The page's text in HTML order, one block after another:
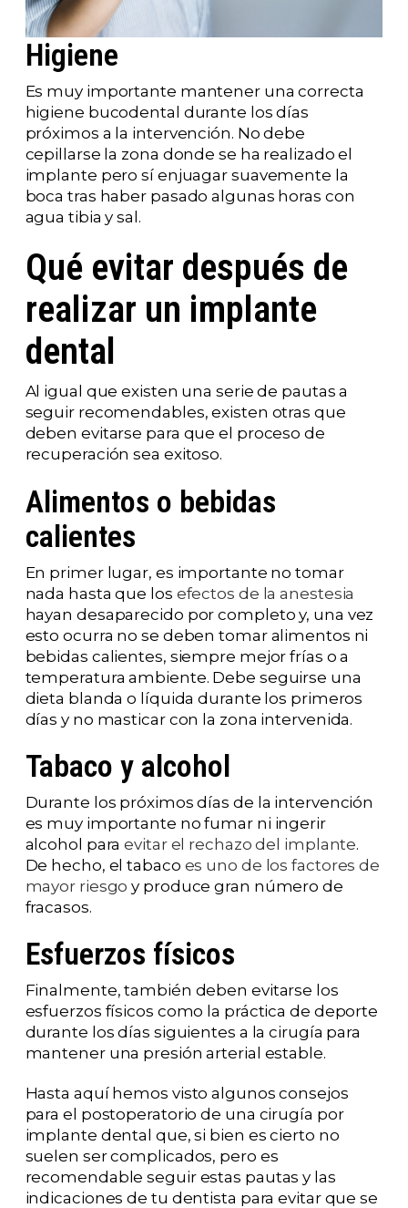
Higiene
Es muy importante mantener una correcta
higiene bucodental durante los días
próximos a la intervención. No debe
cepillarse la zona donde se ha realizado el
implante pero sí enjuagar suavemente la
boca tras haber pasado algunas horas con
agua tibia y sal.
Qué evitar después de
realizar un implante
dental
Al igual que existen una serie de pautas a
seguir recomendables, existen otras que
deben evitarse para que el proceso de
recuperación sea exitoso.
Alimentos o bebidas
calientes
En primer lugar, es importante no tomar
nada hasta que los efectos de la anestesia
hayan desaparecido por completo y, una vez
esto ocurra no se deben tomar alimentos ni
bebidas calientes, siempre mejor frías o a
temperatura ambiente. Debe seguirse una
dieta blanda o líquida durante los primeros
días y no masticar con la zona intervenida.
Tabaco y alcohol
Durante los próximos días de la intervención
es muy importante no fumar ni ingerir
alcohol paraevitar el rechazo del implante.
De hecho, el tabaco es uno de los factores de
mayor riesgo y produce gran número de
fracasos.
Esfuerzos físicos
Finalmente, también deben evitarse los
esfuerzos físicos como la práctica de deporte
durante los días siguientes a la cirugía para
mantener una presión arterial estable.
Hasta aquí hemos visto algunos consejos
para el postoperatorio de una cirugía por
implante dental que, si bien es cierto no
suelen ser complicados, pero es
recomendable seguir estas pautas y las
indicaciones de tu dentista para evitar que se